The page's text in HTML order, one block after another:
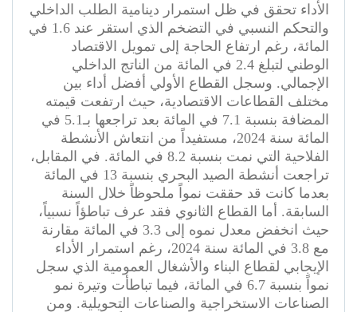
الأداء تحقق في ظل استمرار دينامية الطلب الداخلي
والتحكم النسبي في التضخم الذي استقر عند 1.6 في
المائة، رغم ارتفاع الحاجة إلى تمويل الاقتصاد
الوطني لتبلغ 2.4 في المائة من الناتج الداخلي
الإجمالي. وسجل القطاع الأولي أفضل أداء بين
مختلف القطاعات الاقتصادية، حيث ارتفعت قيمته
المضافة بنسبة 7.1 في المائة بعد تراجعها بـ5.1 في
المائة سنة 2024، مستفيداً من انتعاش الأنشطة
الفلاحية التي نمت بنسبة 8.2 في المائة. في المقابل،
تراجعت أنشطة الصيد البحري بنسبة 13 في المائة
بعدما كانت قد حققت نمواً ملحوظاً خلال السنة
السابقة. أما القطاع الثانوي فقد عرف تباطؤاً نسبياً،
حيث انخفض معدل نموه إلى 3.3 في المائة مقارنة
مع 3.8 في المائة سنة 2024، رغم استمرار الأداء
الإيجابي لقطاع البناء والأشغال العمومية الذي سجل
نمواً بنسبة 6.7 في المائة، فيما تباطأت وتيرة نمو
الصناعات الاستخراجية والصناعات التحويلية. ومن